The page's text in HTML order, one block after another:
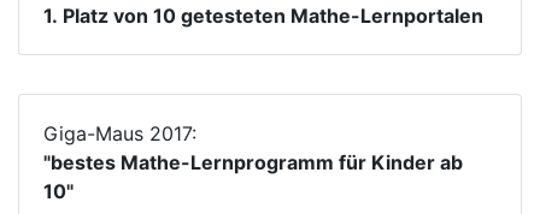
1. Platz von 10 getesteten Mathe-Lernportalen
Giga-Maus 2017:
"bestes Mathe-Lernprogramm für Kinder ab
10"